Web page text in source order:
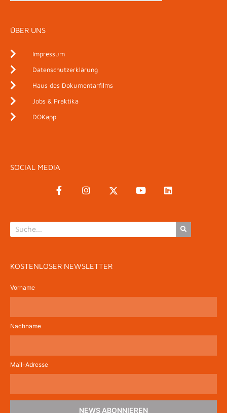
ÜBER UNS
Impressum
Datenschutzerklärung
Haus des Dokumentarfilms
Jobs & Praktika
DOKapp
SOCIAL MEDIA
KOSTENLOSER NEWSLETTER
Vorname
Nachname
Mail-Adresse
NEWS ABONNIEREN